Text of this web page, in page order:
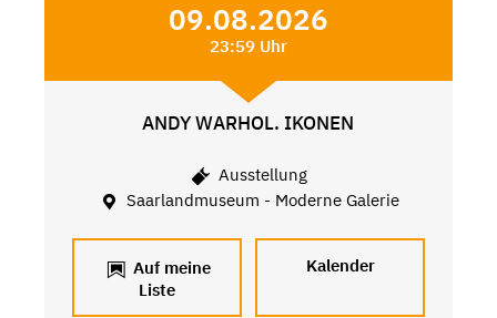
09.08.2026
23:59 Uhr
ANDY WARHOL. IKONEN
Ausstellung
Saarlandmuseum - Moderne Galerie
Auf meine
Liste
Kalender